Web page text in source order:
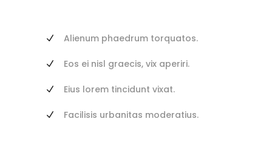
Alienum phaedrum torquatos.
Eos ei nisl graecis, vix aperiri.
Eius lorem tincidunt vixat.
Facilisis urbanitas moderatius.